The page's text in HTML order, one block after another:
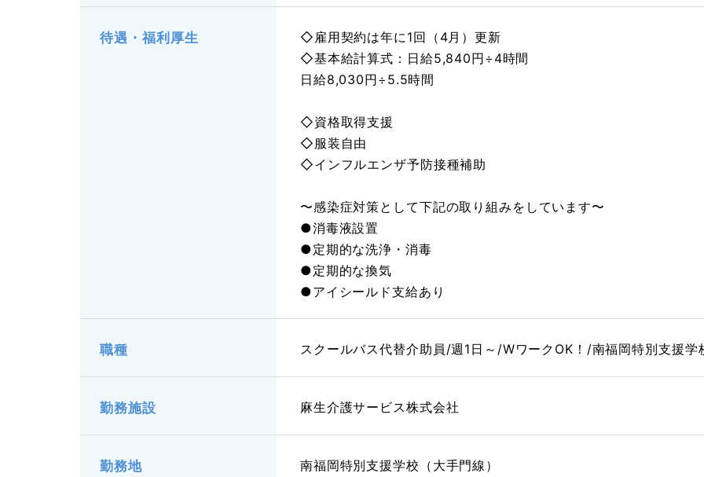
待遇・福利厚生
◇雇用契約は年に1回（4月）更新
◇基本給計算式：日給5,840円÷4時間
日給8,030円÷5.5時間
◇資格取得支援
◇服装自由
◇インフルエンザ予防接種補助
〜感染症対策として下記の取り組みをしています〜
●消毒液設置
●定期的な洗浄・消毒
●定期的な換気
●アイシールド支給あり
職種 スクールバス代替介助員/週1日～/WワークOK！/南福岡特別支援学
勤務施設 麻生介護サービス株式会社
勤務地 南福岡特別支援学校（大手門線）